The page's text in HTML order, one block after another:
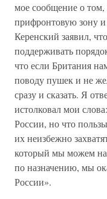
мое сообщение о
прифронтовую зону
Керенский заявил,
поддерживать
что если Британия
поводу пушек и не
сразу и сказать. Я
истолковал мои
России, но что
их неизбежно
который мы можем
по назначению, мы
России».